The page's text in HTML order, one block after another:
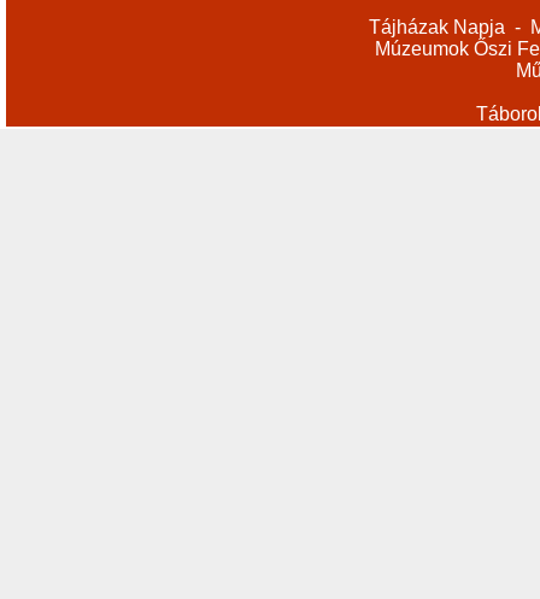
Tájházak Napja -
Múzeumok Őszi